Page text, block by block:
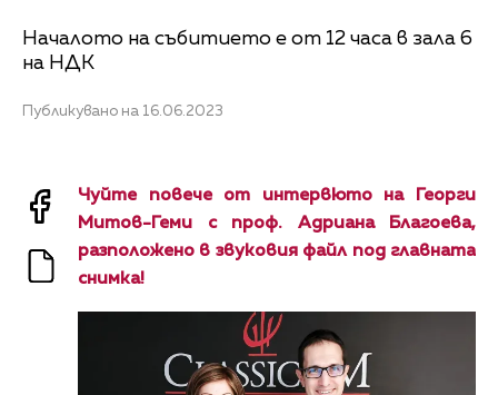
Началото на събитието е от 12 часа в зала 6
на НДК
Публикувано на 16.06.2023
Чуйте повече от интервюто на Георги
Митов-Геми с проф. Адриана Благоева,
разположено в звуковия файл под главната
снимка!